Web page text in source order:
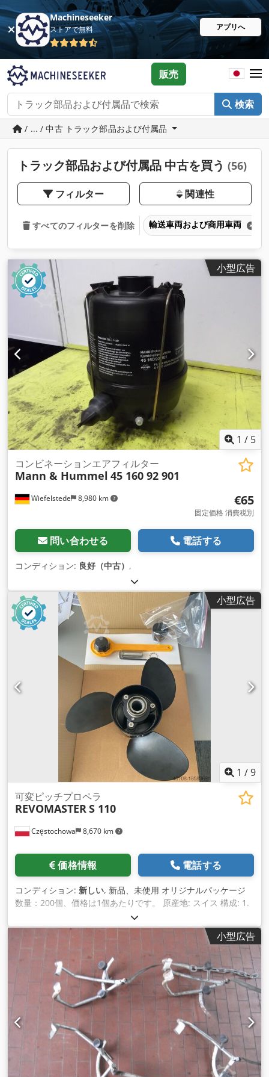
Machineseeker
ストアで無料 アプリへ
検索
販売
/ ... / 中古 トラック部品および付属品
トラック部品および付属品 中古を買う (56)
フィルター 関連性
すべてのフィルターを削除 輸送車両および商用車両
小型広告
1 / 5
Wiefelstede 8,980 km
コンビネーションエアフィルター
Mann & Hummel 45 160 92 901
€65
固定価格 消費税別
問い合わせる 電話する
コンディション: 良好（中古） ,
小型広告
1 /9
Częstochowa 8,670 km
可変ピッチプロペラ
REVOMASTER S 110
価格情報 電話する
コンディション: 新しい, 新品、未使用 オリジナルパッケージ
数量：200個、価格は1個あたりです。 原産地: スイス 構成: 1.
3枚の調整可能なアルミ製ブレードが組み立てられたプロペラ
ハブ 2. プラスチック製の精密調整ホイール 3. 可変ピッチプロ
ペラ用高強度ステンレス製取付ナット 4. ロックプレート
Dcodpfxjv Dhc Ns Akksk 5. ウィングストロークを無段階に調
整できるフローティングキー 6. フライト変更時のおやつに欠か
せないもの 7. ユーザーマニュアル REVOMASTER S 110 プロペ
ラは、高効率と軽量を特徴とし、より優れたパフォーマンスと
燃料節約を実現します。カーボン複合材を使用しているため、
耐腐食性が あり、長寿命です。また、さまざまなエンジンタイ
プに合わせて、さまざまな取り付け構成も用意されています。
小型広告